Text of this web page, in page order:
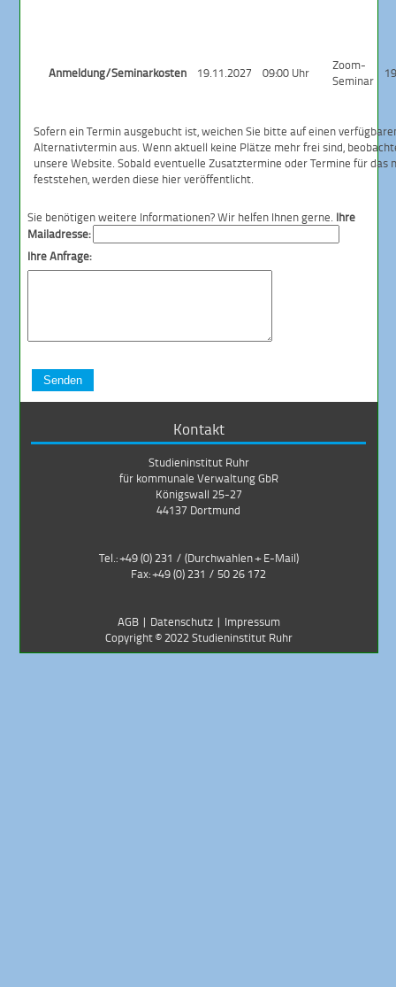
Anmeldung/Seminarkosten 19.11.2027 09:00 Uhr
Zoom-
Seminar
Sofern ein Termin ausgebucht ist, weichen Sie bitte auf einen
Alternativtermin aus. Wenn aktuell keine Plätze mehr frei sind,
unsere Website. Sobald eventuelle Zusatztermine oder Termine für das
feststehen, werden diese hier veröffentlicht.
Sie benötigen weitere Informationen? Wir helfen Ihnen gerne. Ihre
Mailadresse:
Ihre Anfrage:
Senden
Kontakt
Studieninstitut Ruhr
für kommunale Verwaltung GbR
Königswall 25-27
44137 Dortmund
Tel.: +49 (0) 231 / (Durchwahlen + E-Mail)
Fax: +49 (0) 231 / 50 26 172
AGB| Datenschutz| Impressum
Copyright ©2022Studieninstitut Ruhr